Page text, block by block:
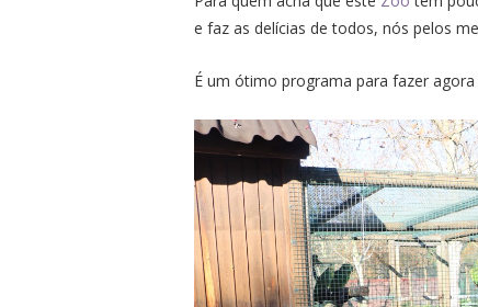
e faz as delícias de todos, nós pelos
É um ótimo programa para fazer